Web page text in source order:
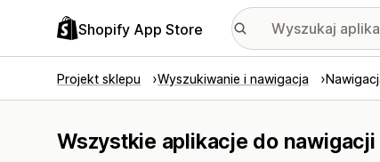
Shopify App Store
Projekt sklepu Wyszukiwanie i nawigacja
Wszystkie aplikacje do